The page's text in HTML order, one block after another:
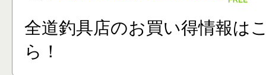
全道釣具店のお買い得情報は
ら！